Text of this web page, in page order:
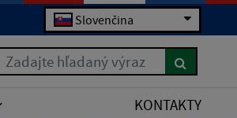
Slovenčina
Zadajte hľadaný výraz
KONTAKTY